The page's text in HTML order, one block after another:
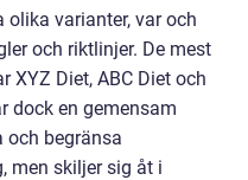
olika varianter, var och
och riktlinjer. De mest
XYZ Diet, ABC Diet och
dock en gemensam
och begränsa
men skiljer sig åt i